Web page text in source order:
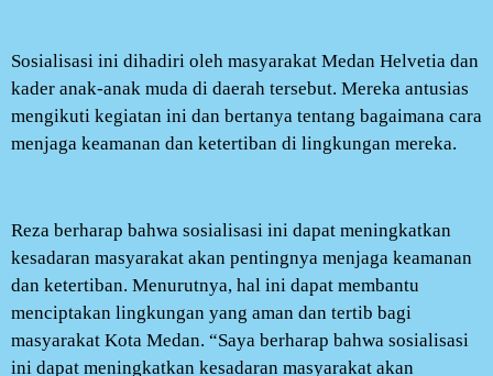
Sosialisasi ini dihadiri oleh masyarakat Medan Helvetia dan
kader anak-anak muda di daerah tersebut. Mereka antusias
mengikuti kegiatan ini dan bertanya tentang bagaimana cara
menjaga keamanan dan ketertiban di lingkungan mereka.
Reza berharap bahwa sosialisasi ini dapat meningkatkan
kesadaran masyarakat akan pentingnya menjaga keamanan
dan ketertiban. Menurutnya, hal ini dapat membantu
menciptakan lingkungan yang aman dan tertib bagi
masyarakat Kota Medan. “Saya berharap bahwa sosialisasi
ini dapat meningkatkan kesadaran masyarakat akan